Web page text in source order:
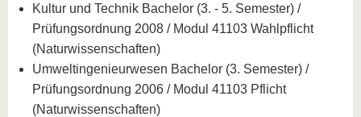
Kultur und Technik Bachelor (3. - 5. Semester) /
Prüfungsordnung 2008 / Modul 41103 Wahlpflicht
(Naturwissenschaften)
Umweltingenieurwesen Bachelor (3. Semester) /
Prüfungsordnung 2006 / Modul 41103 Pflicht
(Naturwissenschaften)